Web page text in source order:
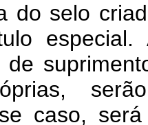
do selo
caso,